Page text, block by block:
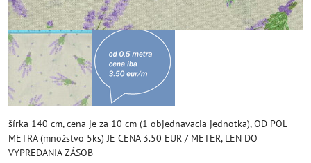
šírka 140 cm, cena je za 10 cm (1 objednavacia jednotka), OD POL
METRA (množstvo 5ks) JE CENA 3.50 EUR / METER, LEN DO
VYPREDANIA ZÁSOB